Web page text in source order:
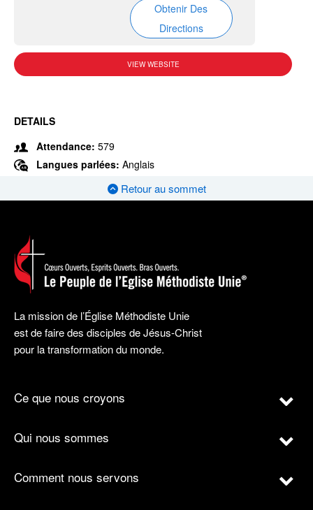
Obtenir Des
Directions
VIEW WEBSITE
DETAILS
Attendance: 579
Langues parlées: Anglais
Retour au sommet
La mission de l’Église Méthodiste Unie
est de faire des disciples de Jésus-Christ
pour la transformation du monde.
Ce que nous croyons
Qui nous sommes
Comment nous servons